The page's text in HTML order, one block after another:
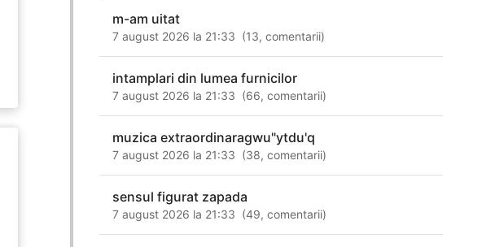
m-am uitat
7 august 2026 la 21:33 (13,comentarii)
intamplari din lumea furnicilor
7 august 2026 la 21:33 (66,comentarii)
muzica extraordinaragwu"ytdu'q
7 august 2026 la 21:33 (38,comentarii)
sensul figurat zapada
7 august 2026 la 21:33 (49,comentarii)